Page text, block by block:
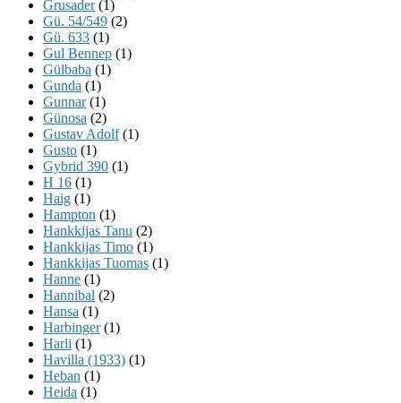
Grusader(1)
Gü. 54/549 (2)
Gü. 633 (1)
Gul Bennep (1)
Gülbaba (1)
Gunda (1)
Gunnar(1)
Günosa (2)
Gustav Adolf(1)
Gusto (1)
Gybrid 390 (1)
H 16 (1)
Haig (1)
Hampton (1)
Hankkijas Tanu (2)
Hankkijas Timo (1)
Hankkijas Tuomas (1)
Hanne (1)
Hannibal (2)
Hansa (1)
Harbinger(1)
Harli (1)
Havilla (1933) (1)
Heban (1)
Heida (1)